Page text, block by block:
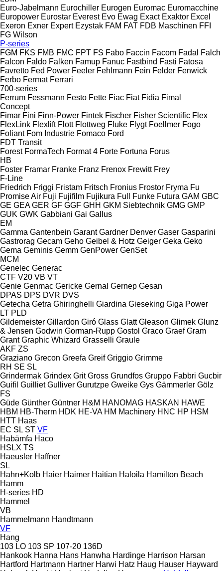
Euro-Jabelmann Eurochiller Eurogen Euromac Euromacchine
Europower Eurostar Everest Evo Ewag Exact Exaktor Excel
Exeron Exner Expert Ezystak FAM FAT FDB Maschinen FFI
FG Wilson
P-series
FGM FKS FMB FMC FPT FS Fabo Faccin Facom Fadal
Falch
Falcon Faldo Falken Famup Fanuc Fastbind Fasti Fatosa
Favretto Fed Power Feeler Fehlmann Fein Felder Fenwick
Ferbo Fermat Ferrari
700-series
Ferrum Fessmann Festo Fette Fiac Fiat Fidia Fimal
Concept
Fimar Fini Finn-Power Fintek Fischer Fisher Scientific Flex
FlexLink Flexlift Flott Flottweg Fluke Flygt Foellmer Fogo
Foliant Fom Industrie Fomaco Ford
FDT Transit
Forest FormaTech Format 4 Forte Fortuna Forus
HB
Foster Framar Franke Franz Frenox Frewitt Frey
F-Line
Friedrich Friggi Fristam Fritsch Fronius Frostor Fryma Fu
Promise Air Fuji Fujifilm Fujikura Full Funke Futura GAM GBC
GE GEA GER GF GGF GHH GKM Siebtechnik GMG GMP
GUK GWK Gabbiani Gai Gallus
EM
Gamma Gantenbein Garant Gardner Denver Gaser Gasparini
Gastrorag Gecam Geho Geibel & Hotz Geiger Geka Geko
Gema Geminis Gemm GenPower GenSet
MCM
Genelec Generac
CTF V20 VB VT
Genie Genmac Gericke Gernal Gernep Gesan
DPAS DPS DVR DVS
Getecha Getra Ghiringhelli Giardina Gieseking Giga Power
LT PLD
Gildemeister Gillardon Giró Glass Glatt Gleason Glimek Glunz
& Jensen Godwin Gorman-Rupp Gostol Graco Graef Gram
Grant Graphic Whizard Grasselli Graule
AKF ZS
Graziano Grecon Greefa Greif Griggio Grimme
RH SE SL
Grindermak Grindex Grit Gross Grundfos Gruppo Fabbri Gucbir
Guifil Guilliet Gulliver Gurutzpe Gweike Gys Gämmerler Gölz
FS
Güde Günther Güntner H&M HANOMAG HASKAN HAWE
HBM HB‑Therm HDK HE-VA HM Machinery HNC HP HSM
HTT Haas
EC SL ST VF
Habämfa Haco
HSLX TS
Haeusler Haffner
SL
Hahn+Kolb Haier Haimer Haitian Haloila Hamilton Beach
Hamm
H-series HD
Hammel
VB
Hammelmann Handtmann
VF
Hang
103 LO 103 SP 107-20 136D
Hankook Hanna Hans Hanwha Hardinge Harrison Harsan
Hartford Hartmann Hartner Harwi Hatz Haug Hauser Hayward